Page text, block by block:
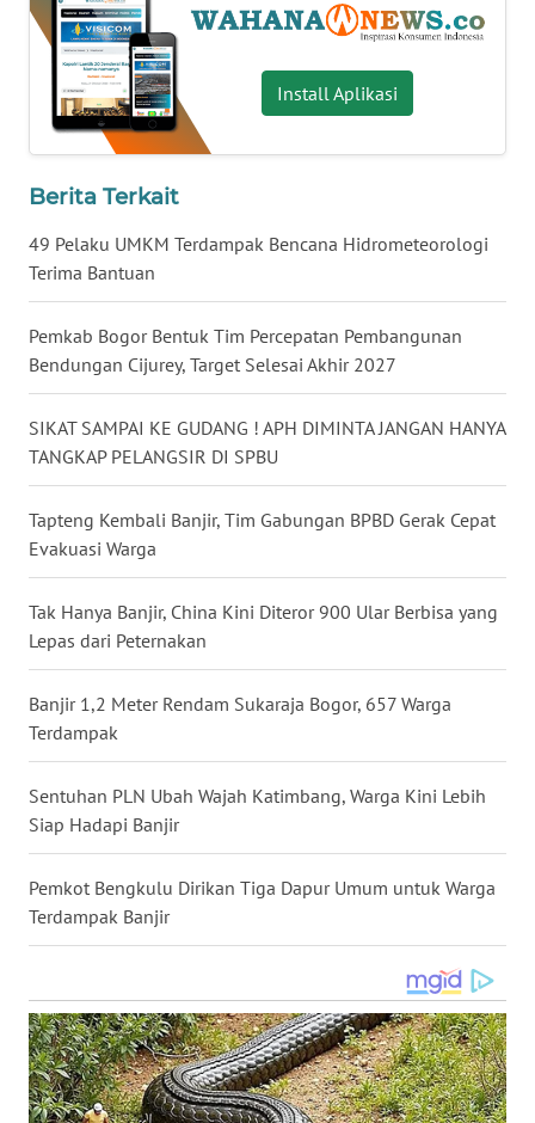
Install Aplikasi
Berita Terkait
49 Pelaku UMKM Terdampak Bencana Hidrometeorologi
Terima Bantuan
Pemkab Bogor Bentuk Tim Percepatan Pembangunan
Bendungan Cijurey, Target Selesai Akhir 2027
SIKAT SAMPAI KE GUDANG ! APH DIMINTA JANGAN HANYA
TANGKAP PELANGSIR DI SPBU
Tapteng Kembali Banjir, Tim Gabungan BPBD Gerak Cepat
Evakuasi Warga
Tak Hanya Banjir, China Kini Diteror 900 Ular Berbisa yang
Lepas dari Peternakan
Banjir 1,2 Meter Rendam Sukaraja Bogor, 657 Warga
Terdampak
Sentuhan PLN Ubah Wajah Katimbang, Warga Kini Lebih
Siap Hadapi Banjir
Pemkot Bengkulu Dirikan Tiga Dapur Umum untuk Warga
Terdampak Banjir
WN
KALTARA
WN
KALSEL
WN
WN
WN
SULUT
WN
MALUKU
WN
MALUT
WN
DAIRI
WN
WN
LANGKAT
WN